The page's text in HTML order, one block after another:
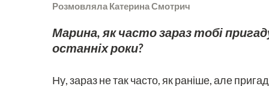
Розмовляла Катерина Смотрич
Марина, як часто зараз тобі
останніх роки?
Ну, зараз не так часто, як раніше, але